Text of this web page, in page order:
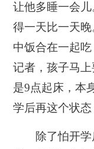
让他多睡一会
得一天比一天
中饭合在一起
记者，孩子马
是9点起床，本
学后再这个状态
除了怕开学